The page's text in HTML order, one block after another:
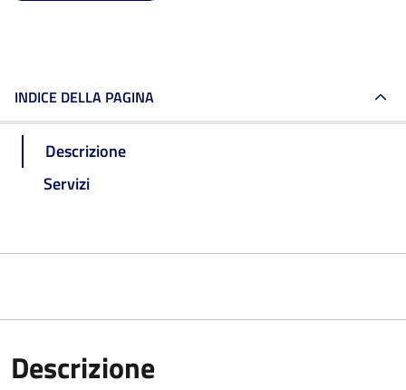
INDICE DELLA PAGINA
Descrizione
Servizi
Descrizione